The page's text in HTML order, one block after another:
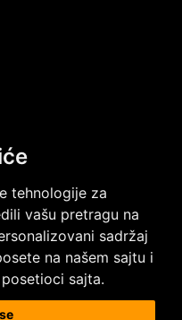
tehnologije za
vašu pretragu na
sadržaj
na našem sajtu i
sajta.
nas
mrežama